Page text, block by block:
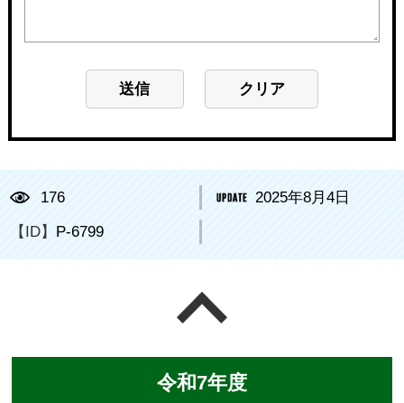
176 2025年8月4日
【ID】 P-6799
令和7年度